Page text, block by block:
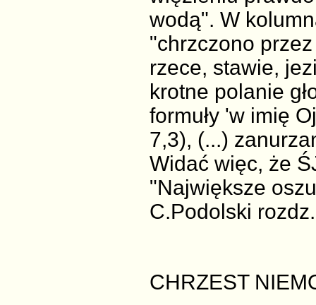
wodą". W
"chrzczono
rzece, stawie,
krotne polanie
formuły 'w imię
7,3), (...)
Widać więc, że
"Największe
C.Podolski
CHRZEST